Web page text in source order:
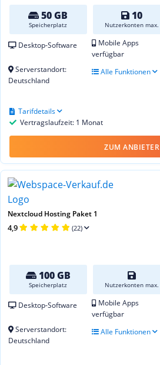
50 GB
Speicherplatz
10
Nutzerkonten max.
Desktop-Software
Mobile Apps
verfügbar
Serverstandort:
Deutschland
Alle Funktionen
Vertragslaufzeit: 1 Monat
Tarifdetails
ZUM ANBIETER
Nextcloud Hosting Paket 1
4,9 (22)
100 GB
Speicherplatz Nutzerkonten max.
Desktop-Software
Mobile Apps
verfügbar
Serverstandort:
Deutschland
Alle Funktionen